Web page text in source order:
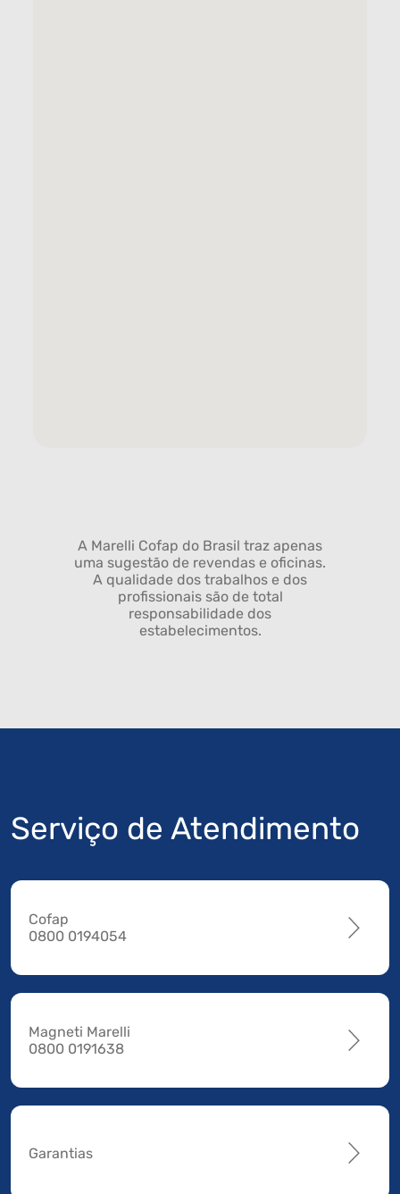
A Marelli Cofap do Brasil traz apenas
uma sugestão de revendas e oficinas.
A qualidade dos trabalhos e dos
profissionais são de total
responsabilidade dos
estabelecimentos.
Serviço de Atendimento
Cofap
0800 0194054
Magneti Marelli
0800 0191638
Garantias